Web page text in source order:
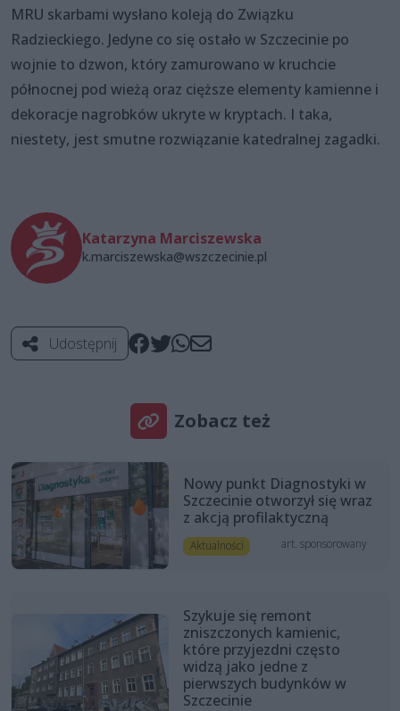
MRU skarbami wysłano koleją do Związku
Radzieckiego. Jedyne co się ostało w Szczecinie po
wojnie to dzwon, który zamurowano w kruchcie
północnej pod wieżą oraz cięższe elementy kamienne i
dekoracje nagrobków ukryte w kryptach. I taka,
niestety, jest smutne rozwiązanie katedralnej zagadki.
Katarzyna Marciszewska
k.marciszewska@wszczecinie.pl
Udostępnij
Zobacz też
Nowy punkt Diagnostyki w
Szczecinie otworzył się wraz
z akcją profilaktyczną
Aktualności art. sponsorowany
Szykuje się remont
zniszczonych kamienic,
które przyjezdni często
widzą jako jedne z
pierwszych budynków w
Szczecinie